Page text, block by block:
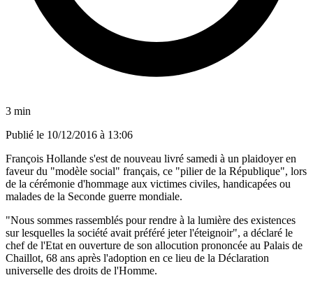
3 min
Publié le 10/12/2016 à 13:06
François Hollande s'est de nouveau livré samedi à un plaidoyer en
faveur du "modèle social" français, ce "pilier de la République", lors
de la cérémonie d'hommage aux victimes civiles, handicapées ou
malades de la Seconde guerre mondiale.
"Nous sommes rassemblés pour rendre à la lumière des existences
sur lesquelles la société avait préféré jeter l'éteignoir", a déclaré le
chef de l'Etat en ouverture de son allocution prononcée au Palais de
Chaillot, 68 ans après l'adoption en ce lieu de la Déclaration
universelle des droits de l'Homme.